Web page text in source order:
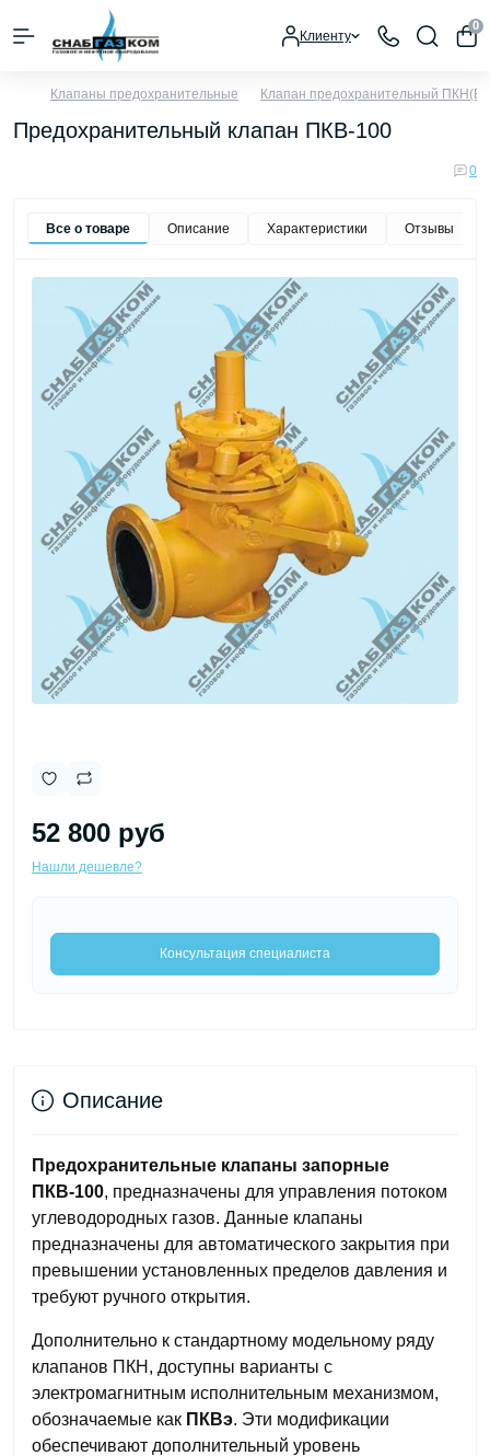
Клиенту
0
Клапаны предохранительные Клапан предохранительный ПКН(В)
Предохранительный клапан ПКВ-100
0
Все о товаре Описание Характеристики Отзывы
52 800 руб
Нашли дешевле?
Консультация специалиста
Описание
П редохранительные клапаны запорные
ПКВ-100, предназначены для управления потоком
углеводородных газов. Данные клапаны
предназначены для автоматического закрытия при
превышении установленных пределов давления и
требуют ручного открытия.
Дополнительно к стандартному модельному ряду
клапанов ПКН, доступны варианты с
электромагнитным исполнительным механизмом,
обозначаемые как ПКВэ. Эти модификации
обеспечивают дополнительный уровень